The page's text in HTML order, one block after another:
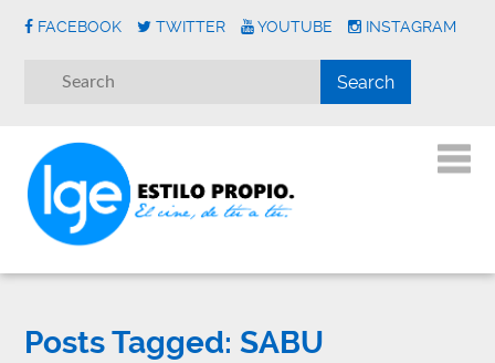
FACEBOOK TWITTER YOUTUBE INSTAGRAM
Posts Tagged: SABU